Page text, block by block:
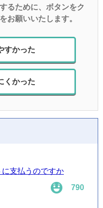
るために、ボタンをク
お願いいたします。
すかった
くかった
支払うのですか
790